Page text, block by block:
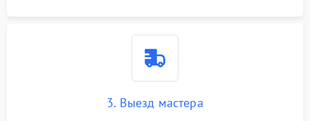
3. Выезд мастера